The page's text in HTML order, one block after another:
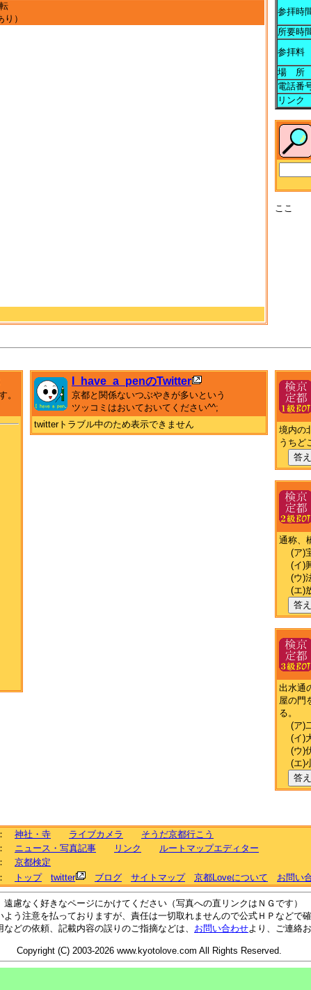
）
参拝時
所要時
参拝料
場 所
電話番
リンク
ここ
。
I_have_a_penのTwitter
京都と関係ないつぶやきが多いという
ツッコミはおいておいてください^^;
twitterトラブル中のため表示できません
境内の
うちど
答え
通称、
(ア)
(イ)
(ウ)
(エ)
答え
出水通
屋の門
る。
(ア)
(イ)
(ウ)
(エ)
答え
： 神社・寺 ライブカメラ
そうだ京都行こう
： ニュース・写真記事 リンク
ルートマップエディター
： 京都検定
： トップ twitter ブログ サイトマップ 京都Loveについて お問い
遠慮なく好きなページにかけてください（写真への直リンクはＮＧです）
よう注意を払っておりますが、責任は一切取れませんので公式ＨＰなどで
どの依頼、記載内容の誤りのご指摘などは、 お問い合わせより、ご連絡
Copyright (C) 2003-2026 www.kyotolove.com All Rights Reserved.